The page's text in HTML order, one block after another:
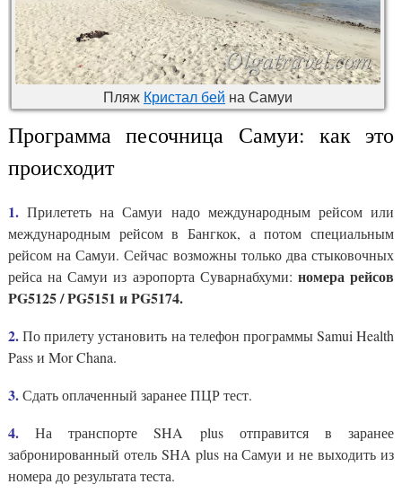
Пляж Кристал бей на Самуи
Программа песочница Самуи: как это
происходит
1. Прилететь на Самуи надо международным рейсом или
международным рейсом в Бангкок, а потом специальным
рейсом на Самуи. Сейчас возможны только два стыковочных
рейса на Самуи из аэропорта Суварнабхуми: номера рейсов
PG5125 / PG5151 и PG5174.
2.По прилету установить на телефон программы Samui Health
Pass и Mor Chana.
3.Сдать оплаченный заранее ПЦР тест.
4. На транспорте SHA plus отправится в заранее
забронированный отель SHA plus на Самуи и не выходить из
номера до результата теста.